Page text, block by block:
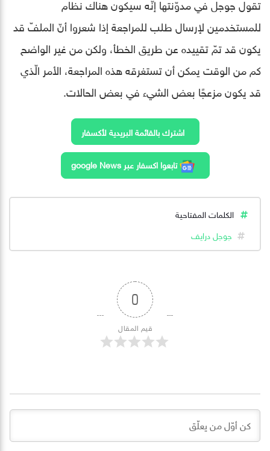
للمستخدمين لإرسال طلب للمراجعة إذا شعروا أنّ الملفّ قد
يكون قد تمّ تقييده عن طريق الخطأ، ولكن من غير الواضح
كم من الوقت يمكن أن تستغرقه هذه المراجعة، الأمر الّذي
قد يكون مزعجًا بعض الشيء في بعض الحالات.
اشترك بالقائمة البريدية لأكسفار
تابعوا اكسفار عبر google News
الكلمات المفتاحية
جوجل درايف
0
قيم المقال